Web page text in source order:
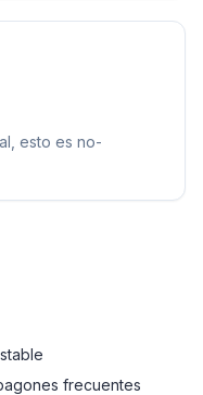
esto es no-
frecuentes